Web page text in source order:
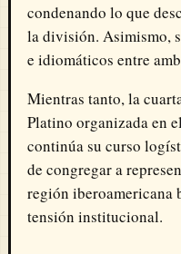
condenando lo que
la división. Asimismo,
e idiomáticos entre
Mientras tanto, la
Platino organizada en
continúa su curso
de congregar a
región iberoamericana
tensión institucional.